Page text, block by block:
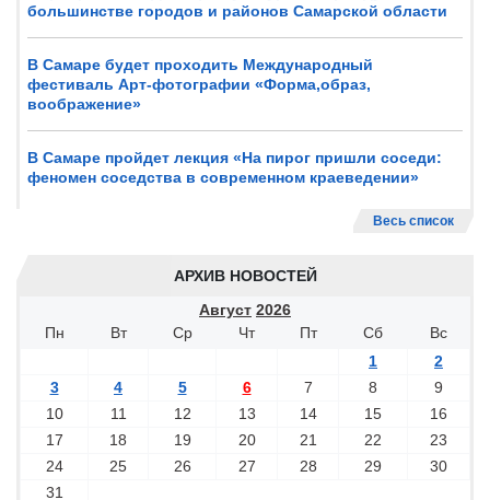
большинстве городов и районов Самарской области
В Самаре будет проходить Международный
фестиваль Арт-фотографии «Форма,образ,
воображение»
В Самаре пройдет лекция «На пирог пришли соседи:
феномен соседства в современном краеведении»
Весь список
АРХИВ НОВОСТЕЙ
Август 2026
Пн
Вт Ср Чт Пт Сб
Вс
1
2
3
4 5 6 7 8
9
10
11 12 13 14 15
16
17
18 19 20 21 22
23
24
25 26 27 28 29
30
31